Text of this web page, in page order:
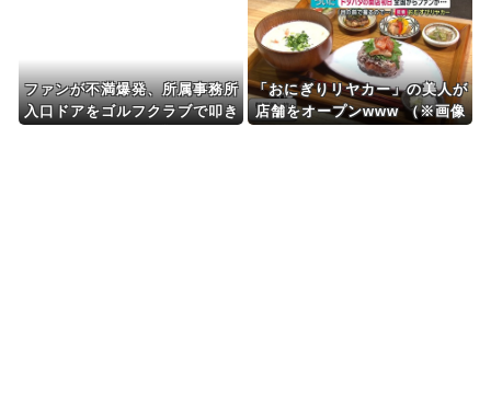
ファンが不満爆発、所属事務所
入口ドアをゴルフクラブで叩き
「おにぎりリヤカー」の美人が
店舗をオープンwww （※画像